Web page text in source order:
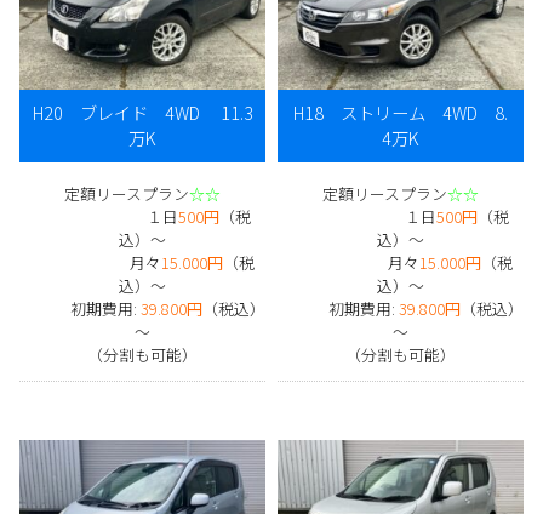
H20 ブレイド 4WD 11.3
万K
定額リースプラン☆☆
１日500円 （税
込）～
月々15.000円（税
込）～
初期費用: 39.800円 （税込）
～
（分割も可能）
H18 ストリーム 4WD 8.
4万K
定額リースプラン☆☆
１日500円 （税
込）～
月々15.000円（税
込）～
初期費用: 39.800円 （税込）
～
（分割も可能）